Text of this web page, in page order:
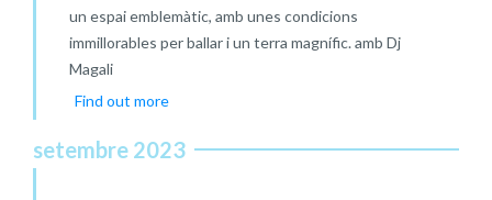
un espai emblemàtic, amb unes condicions
immillorables per ballar i un terra magnífic. amb Dj
Magali
Find out more
setembre 2023